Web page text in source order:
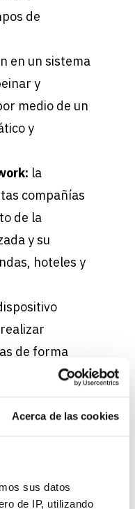
Acerca de las cookies
sus datos
de IP, utilizando
de
en un sistema
y
medio de un
y
la
compañías
de la
y su
hoteles y
de forma
mejor